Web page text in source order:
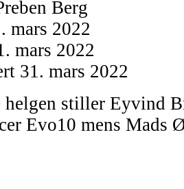
Berg
mars 2022
mars 2022
31. mars 2022
helgen stiller Eyvind
Evo10 mens Mads